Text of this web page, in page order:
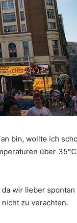
bin, wollte ich
über
wir lieber
zu verachten.